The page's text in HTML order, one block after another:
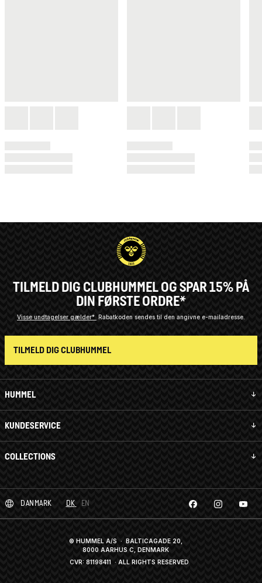
HUMMEL
KUNDESERVICE
COLLECTIONS
TILMELD DIG CLUBHUMMEL OG SPAR 15% PÅ
DIN FØRSTE ORDRE*
Visse undtagelser gælder* Rabatkoden sendes til den angivne e-mailadresse.
TILMELD DIG CLUBHUMMEL
DANMARK DK EN
© HUMMEL A/S · BALTICAGADE 20,
8000 AARHUS C, DENMARK
CVR: 81198411· ALL RIGHTS RESERVED